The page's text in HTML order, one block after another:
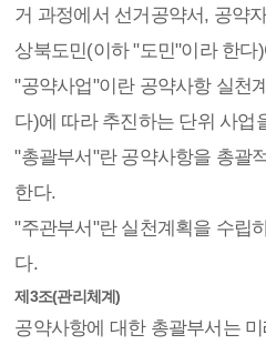
거 과정에서 선거공약서, 공약
상북도민(이하 "도민"이라 한
"공약사업"이란 공약사항 실천
다)에 따라 추진하는 단위 사업
"총괄부서"란 공약사항을 총괄
한다.
"주관부서"란 실천계획을 수립
다.
제3조(관리체계)
공약사항에 대한 총괄부서는